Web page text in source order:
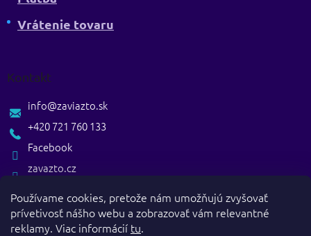
Používame cookies, pretože nám umožňujú zvyšovať
prívetivosť nášho webu a zobrazovať vám relevantné
reklamy. Viac informácií tu.
Vrátenie tovaru
Kontakt
zavazto.cz
info@zaviazto.sk
+420 721 760 133
Facebook